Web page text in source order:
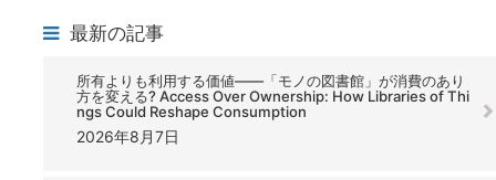
最新の記事
所有よりも利用する価値――「モノの図書館」が消費のあり
方を変える? Access Over Ownership: How Libraries of Thi
ngs Could Reshape Consumption
2026年8月7日